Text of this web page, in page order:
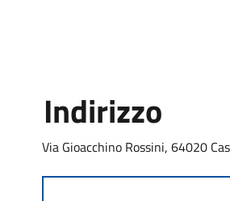
Indirizzo
Via Gioacchino Rossini, 64020